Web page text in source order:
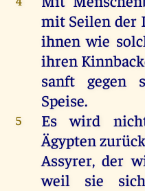
mit Seilen der
ihnen wie
ihren
sanft
gegen
Speise.
5 Es wird
Ägypten
Assyrer,der
weil
sie sich